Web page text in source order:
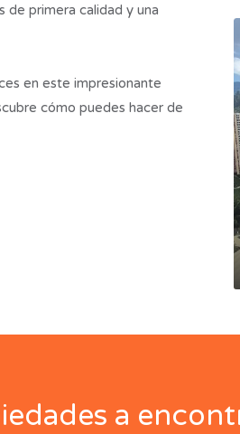
de primera calidad y una
en este impresionante
cómo puedes hacer de
a